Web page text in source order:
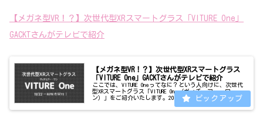
【メガネ型VR！？】次世代型XRスマートグラス「VITURE One」
GACKTさんがテレビで紹介
【メガネ型VR！？】次世代型XRスマートグラス
「VITURE One」GACKTさんがテレビで紹介
ここでは、VITURE Oneってなに？という人向けに、次世代
型XRスマートグラス「VITURE One（ヴィチュアー・ワ
ン）」をご紹介いたします。2023年11月22日に「ほんまで
っか！？TV」（フジテレビ）をみていたところ、ゲストの
GA...